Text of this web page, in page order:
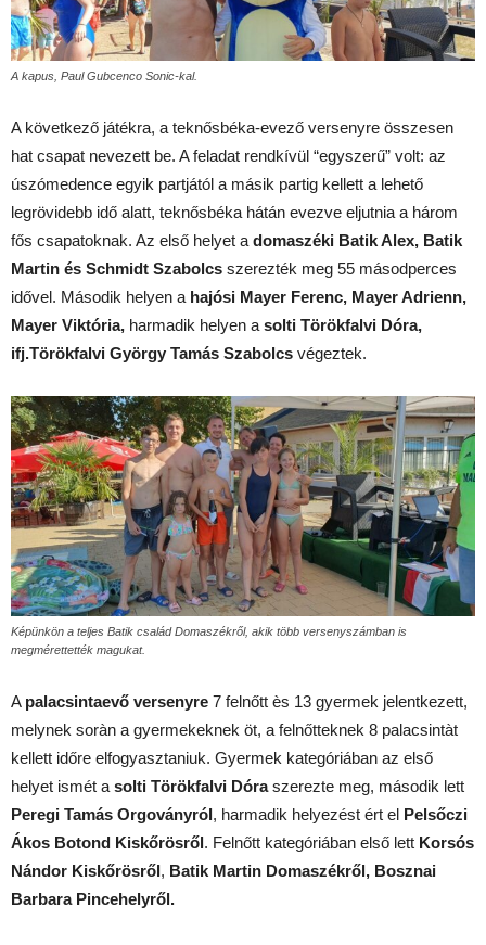
A kapus, Paul Gubcenco Sonic-kal.
A következő játékra, a teknősbéka-evező versenyre összesen
hat csapat nevezett be. A feladat rendkívül “egyszerű” volt: az
úszómedence egyik partjától a másik partig kellett a lehető
legrövidebb idő alatt, teknősbéka hátán evezve eljutnia a három
fős csapatoknak. Az első helyet a domaszéki Batik Alex, Batik
Martin és Schmidt Szabolcs szerezték meg 55 másodperces
idővel. Második helyen a hajósi Mayer Ferenc, Mayer Adrienn,
Mayer Viktória, harmadik helyen a solti Törökfalvi Dóra,
ifj.Törökfalvi György Tamás Szabolcs végeztek.
Képünkön a teljes Batik család Domaszékről, akik több versenyszámban is
megmérettették magukat.
A palacsintaevő versenyre 7 felnőtt ès 13 gyermek jelentkezett,
melynek soràn a gyermekeknek öt, a felnőtteknek 8 palacsintàt
kellett időre elfogyasztaniuk. Gyermek kategóriában az első
helyet ismét a solti Törökfalvi Dóraszerezte meg, második lett
Peregi Tamás Orgoványról, harmadik helyezést ért el Pelsőczi
Ákos Botond Kiskőrösről. Felnőtt kategóriában első lett Korsós
Nándor Kiskőrösről, Batik Martin Domaszékről, Bosznai
Barbara Pincehelyről.